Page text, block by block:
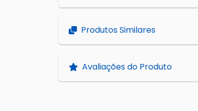
Produtos Similares
Avaliações do Produto